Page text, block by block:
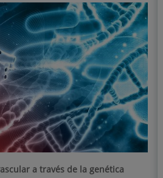
a través de la genética